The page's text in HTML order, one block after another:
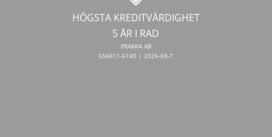
HÖGSTA KREDITVÄRDIGHET
5 ÅR I RAD
FRAKKA AB
556611-6140 | 2026-08-7